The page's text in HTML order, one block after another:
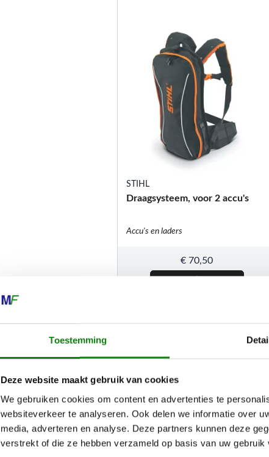
Toestemming
Deze website maakt gebruik van cookies
We gebruiken cookies om content en advertenties te
websiteverkeer te analyseren. Ook delen we informatie over
media, adverteren en analyse. Deze partners kunnen deze
verstrekt of die ze hebben verzameld op basis van uw gebruik
STIHL
Draagsysteem, voor 2 accu's
Accu's en laders
€ 70,50